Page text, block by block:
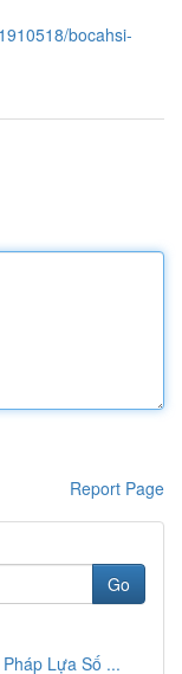
bocahsi-
Report Page
Go
Lựa Số ...